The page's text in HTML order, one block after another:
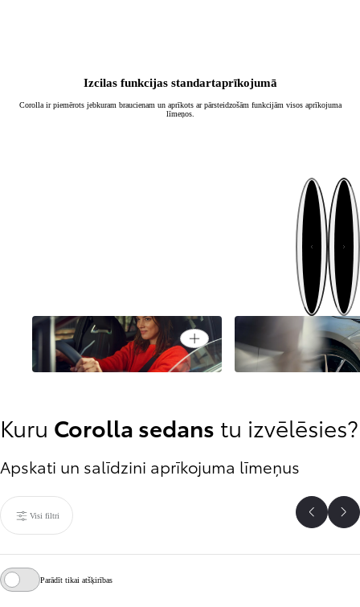
Izcilas funkcijas standartaprīkojumā
Corolla ir piemērots jebkuram braucienam un aprīkots ar pārsteidzošām funkcijām visos aprīkojuma
līmeņos.
Nākamais
Braukšana nekad nav bijusi
vienkāršāka
Open card
Drošība pirmajā
Kuru Corolla sedans tu izvēlēsies?
Apskati un salīdzini aprīkojuma līmeņus
Visi filtri Atpakaļ
Parādīt tikai atšķirības